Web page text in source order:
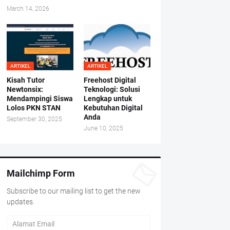
March 14, 2026
ARTIKEL
Kisah Tutor
Newtonsix:
Mendampingi Siswa
Lolos PKN STAN
September 30, 2025
ARTIKEL
Freehost Digital
Teknologi: Solusi
Lengkap untuk
Kebutuhan Digital
Anda
June 10, 2025
Mailchimp Form
Subscribe to our mailing list to get the new
updates.